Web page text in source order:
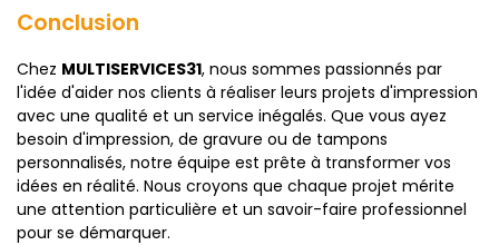
Conclusion
Chez MULTISERVICES31, nous sommes passionnés par
l'idée d'aider nos clients à réaliser leurs projets d'impression
avec une qualité et un service inégalés. Que vous ayez
besoin d'impression, de gravure ou de tampons
personnalisés, notre équipe est prête à transformer vos
idées en réalité. Nous croyons que chaque projet mérite
une attention particulière et un savoir-faire professionnel
pour se démarquer.